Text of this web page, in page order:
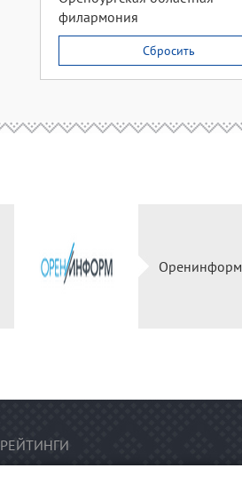
филармония
Сбросить
Оренинформ
РЕЙТИНГИ